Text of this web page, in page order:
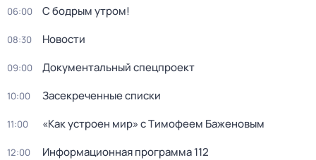
06:00 С бодрым утром!
08:30 Новости
09:00 Документальный спецпроект
10:00 Заcекрeченные списки
11:00 «Как устроен мир» с Тимофеем Баженовым
12:00 Информационная программа 112